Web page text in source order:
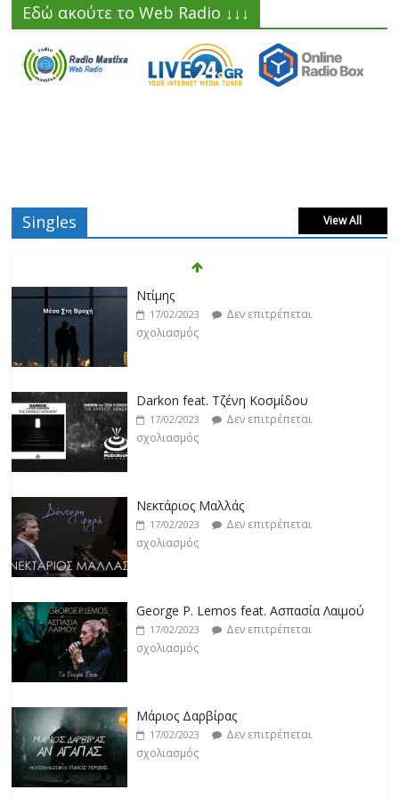
Εδώ ακούτε το Web Radio ↓↓↓
Singles View All
Ντίμης
17/02/2023
Δεν επιτρέπεται
σχολιασμός
Darkon feat. Τζένη Κοσμίδου
17/02/2023
Δεν επιτρέπεται
σχολιασμός
Νεκτάριος Μαλλάς
17/02/2023
Δεν επιτρέπεται
σχολιασμός
George P. Lemos feat. Ασπασία Λαιμού
17/02/2023
Δεν επιτρέπεται
σχολιασμός
Μάριος Δαρβίρας
17/02/2023
Δεν επιτρέπεται
σχολιασμός